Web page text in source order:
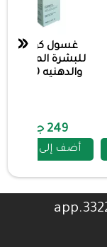
غسول كولانوج
للبشرة المختلطة
والدهنيه 200مل
249 جنيه
أضف إلى السلة
«